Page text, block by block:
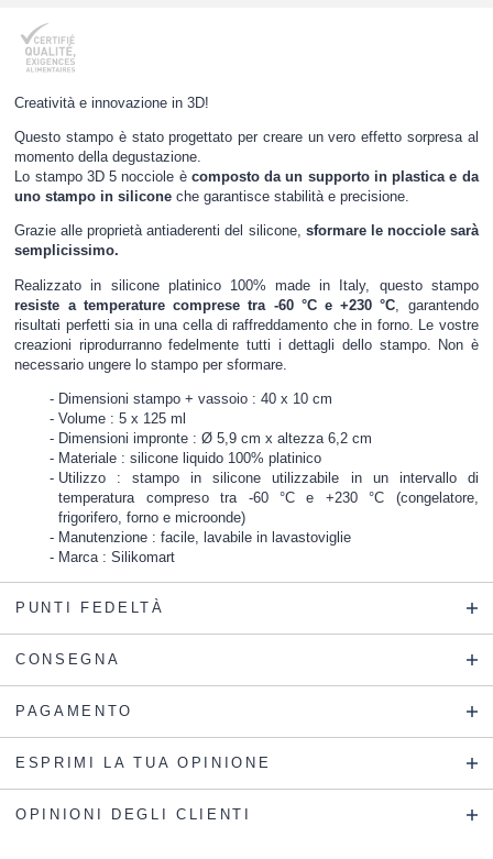
Creatività e innovazione in 3D!
Questo stampo è stato progettato per creare un vero effetto sorpresa al
momento della degustazione.
Lo stampo 3D 5 nocciole è composto da un supporto in plastica e da
uno stampo in silicone che garantisce stabilità e precisione.
Grazie alle proprietà antiaderenti del silicone, sformare le nocciole sarà
semplicissimo.
Realizzato in silicone platinico 100% made in Italy, questo stampo
resiste a temperature comprese tra -60 °C e +230 °C , garantendo
risultati perfetti sia in una cella di raffreddamento che in forno. Le vostre
creazioni riprodurranno fedelmente tutti i dettagli dello stampo. Non è
necessario ungere lo stampo per sformare.
Dimensioni stampo + vassoio : 40 x 10 cm
Volume : 5 x 125 ml
Dimensioni impronte : Ø 5,9 cm x altezza 6,2 cm
Materiale : silicone liquido 100% platinico
Utilizzo : stampo in silicone utilizzabile in un intervallo di
temperatura compreso tra -60 °C e +230 °C (congelatore,
frigorifero, forno e microonde)
Manutenzione : facile, lavabile in lavastoviglie
Marca : Silikomart
PUNTI FEDELTÀ
CONSEGNA
PAGAMENTO
ESPRIMI LA TUA OPINIONE
OPINIONI DEGLI CLIENTI